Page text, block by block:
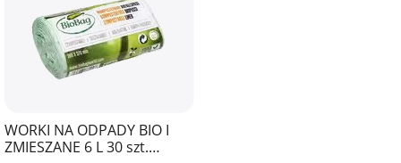
WORKI NA ODPADY BIO I
ZMIESZANE 6 L 30 szt.